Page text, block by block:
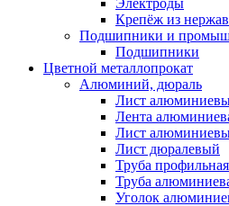
Крепёж из
Подшипники и
Подшипники
Цветной металлопрокат
Алюминий, дюраль
Лист
Лента
Лист
Лист дюралевый
Труба профильная
Труба
Уголок